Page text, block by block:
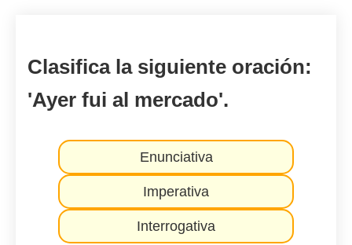
Clasifica la siguiente oración:
'Ayer fui al mercado'.
Enunciativa
Imperativa
Interrogativa